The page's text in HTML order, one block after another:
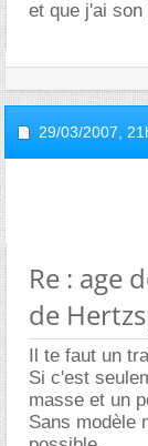
et que j'ai
29/03/2007,
Re : age
de
Il te faut un
Si c'est
masse et un
Sans modèle